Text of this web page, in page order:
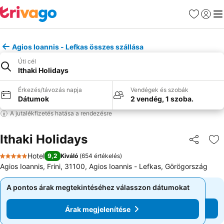
Kedvencek
Agios Ioannis - Lefkas összes szállása
Úti cél
Ithaki Holidays
Érkezés/távozás napja
Dátumok
Vendégek és szobák
2 vendég, 1 szoba.
A jutalékfizetés hatása a rendezésre
Ithaki Holidays
5 Kategória
Hotel 9,2 Kiváló (654 értékelés)
Agios Ioannis, Frini, 31100, Agios Ioannis - Lefkas, Görögország
A pontos árak megtekintéséhez válasszon dátumokat
Árak megjelenítése
A pontos árak megtekintéséhez válasszon dátumokat
Árak megjelenítése